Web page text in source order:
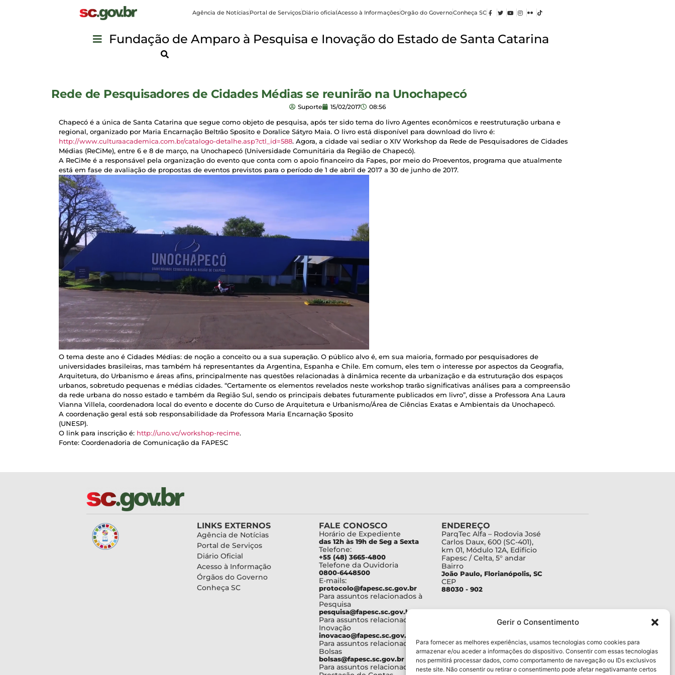
Gerir o Consentimento
Para fornecer as melhores experiências, usamos tecnologias como cookies para
armazenar e/ou aceder a informações do dispositivo. Consentir com essas tecnologias
nos permitirá processar dados, como comportamento de navegação ou IDs exclusivos
neste site. Não consentir ou retirar o consentimento pode afetar negativamante certos
Agência de NotíciasPortal de ServiçosDiário oficialAcesso à InformaçõesOrgão do GovernoConheça SC
Fundação de Amparo à Pesquisa e Inovação do Estado de Santa Catarina
Rede de Pesquisadores de Cidades Médias se reunirão na Unochapecó
Suporte 15/02/2017 08:56
Chapecó é a única de Santa Catarina que segue como objeto de pesquisa, após ter sido tema do livro Agentes econômicos e reestruturação urbana e
regional, organizado por Maria Encarnação Beltrão Sposito e Doralice Sátyro Maia. O livro está disponível para download do livro é:
http://www.culturaacademica.com.br/catalogo-detalhe.asp?ctl_id=588. Agora, a cidade vai sediar o XIV Workshop da Rede de Pesquisadores de Cidades
Médias (ReCiMe), entre 6 e 8 de março, na Unochapecó (Universidade Comunitária da Região de Chapecó).
A ReCiMe é a responsável pela organização do evento que conta com o apoio financeiro da Fapes, por meio do Proeventos, programa que atualmente
está em fase de avaliação de propostas de eventos previstos para o período de 1 de abril de 2017 a 30 de junho de 2017.
O tema deste ano é Cidades Médias: de noção a conceito ou a sua superação. O público alvo é, em sua maioria, formado por pesquisadores de
universidades brasileiras, mas também há representantes da Argentina, Espanha e Chile. Em comum, eles tem o interesse por aspectos da Geografia,
Arquitetura, do Urbanismo e áreas afins, principalmente nas questões relacionadas à dinâmica recente da urbanização e da estruturação dos espaços
urbanos, sobretudo pequenas e médias cidades. “Certamente os elementos revelados neste workshop trarão significativas análises para a compreensão
da rede urbana do nosso estado e também da Região Sul, sendo os principais debates futuramente publicados em livro”, disse a Professora Ana Laura
Vianna Villela, coordenadora local do evento e docente do Curso de Arquitetura e Urbanismo/Área de Ciências Exatas e Ambientais da Unochapecó.
A coordenação geral está sob responsabilidade da Professora Maria Encarnação Sposito
(UNESP).
O link para inscrição é: http://uno.vc/workshop-recime.
Fonte: Coordenadoria de Comunicação da FAPESC
LINKS EXTERNOS
Agência de Notícias
Portal de Serviços
Diário Oficial
Acesso à Informação
Órgãos do Governo
Conheça SC
FALE CONOSCO
Horário de Expediente
das 12h às 19h de Seg a Sexta
Telefone:
+55 (48) 3665-4800
Telefone da Ouvidoria
0800-6448500
E-mails:
protocolo@fapesc.sc.gov.br
Para assuntos relacionados à
Pesquisa
pesquisa@fapesc.sc.gov.br
Para assuntos relacionados à
Inovação
inovacao@fapesc.sc.gov.br
Para assuntos relacionados à
Bolsas
bolsas@fapesc.sc.gov.br
Para assuntos relacionados à
ENDEREÇO
ParqTec Alfa – Rodovia José
Carlos Daux, 600 (SC-401),
km 01, Módulo 12A, Edifício
Fapesc / Celta, 5° andar
Bairro
João Paulo, Florianópolis, SC
CEP
88030 - 902